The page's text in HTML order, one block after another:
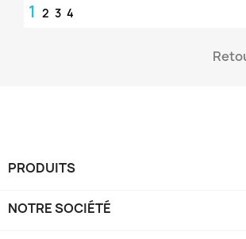
1 2 3 4
PRODUITS
NOTRE SOCIÉTÉ